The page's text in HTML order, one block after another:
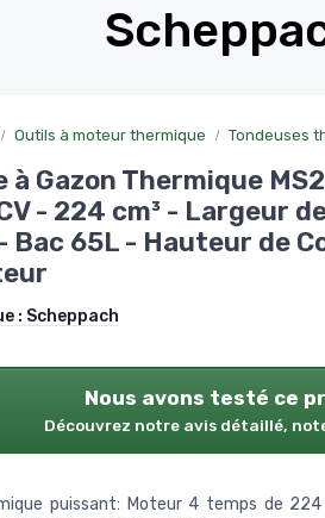
Outils à moteur thermique Tondeuses
à Gazon Thermique
- 224 cm³ - Largeur
Bac 65L - Hauteur de
: Scheppach
Nous avons testé ce
Découvrez notre avis détaillé,
puissant: Moteur 4 temps de